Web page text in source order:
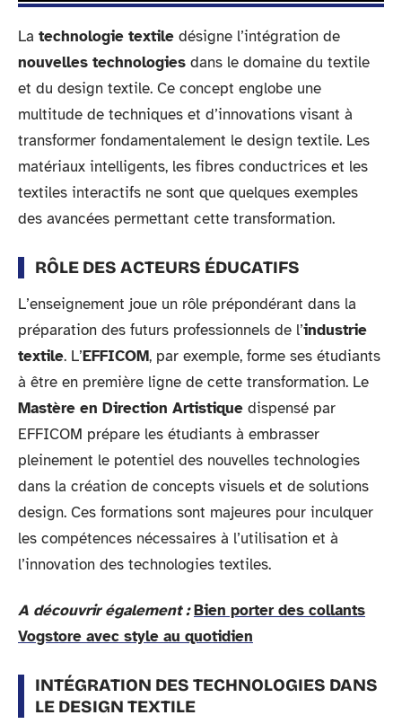
La technologie textile désigne l’intégration de
nouvelles technologies dans le domaine du textile
et du design textile. Ce concept englobe une
multitude de techniques et d’innovations visant à
transformer fondamentalement le design textile. Les
matériaux intelligents, les fibres conductrices et les
textiles interactifs ne sont que quelques exemples
des avancées permettant cette transformation.
RÔLE DES ACTEURS ÉDUCATIFS
L’enseignement joue un rôle prépondérant dans la
préparation des futurs professionnels de l’industrie
textile. L’EFFICOM, par exemple, forme ses étudiants
à être en première ligne de cette transformation. Le
Mastère en Direction Artistique dispensé par
EFFICOM prépare les étudiants à embrasser
pleinement le potentiel des nouvelles technologies
dans la création de concepts visuels et de solutions
design. Ces formations sont majeures pour inculquer
les compétences nécessaires à l’utilisation et à
l’innovation des technologies textiles.
A découvrir également : Bien porter des collants
Vogstore avec style au quotidien
INTÉGRATION DES TECHNOLOGIES DANS
LE DESIGN TEXTILE